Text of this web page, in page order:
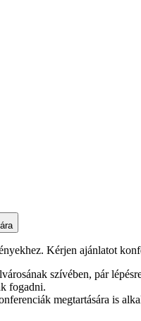
Kérjen ajánlatot
szívében, pár
fogadni.
megtartására is